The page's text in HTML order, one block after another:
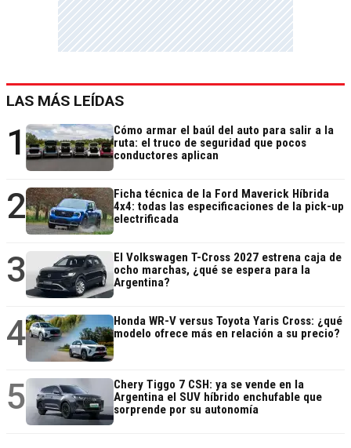
LAS MÁS LEÍDAS
1
Cómo armar el baúl del auto para salir a la
ruta: el truco de seguridad que pocos
conductores aplican
2
Ficha técnica de la Ford Maverick Híbrida
4x4: todas las especificaciones de la pick-up
electrificada
3
El Volkswagen T-Cross 2027 estrena caja de
ocho marchas, ¿qué se espera para la
Argentina?
4
Honda WR-V versus Toyota Yaris Cross: ¿qué
modelo ofrece más en relación a su precio?
5
Chery Tiggo 7 CSH: ya se vende en la
Argentina el SUV híbrido enchufable que
sorprende por su autonomía